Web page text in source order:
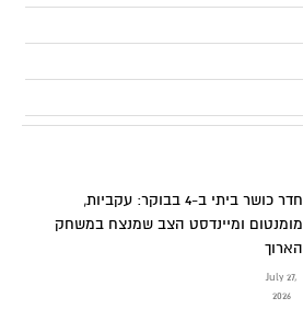
חדר כושר ביתי ב-4 בבוקר: עקביות,
מומנטום ומיינדסט הצב שמנצח במשחק
הארוך
July 27,
2026